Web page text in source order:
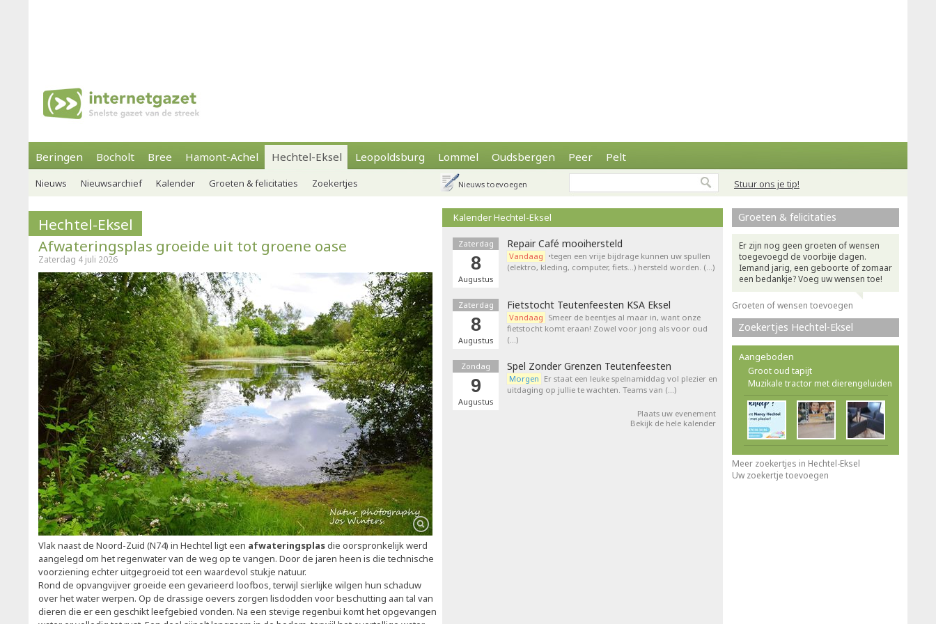
Beringen Bocholt Bree Hamont-Achel Hechtel-Eksel Leopoldsburg Lommel Oudsbergen Peer Pelt
Stuur ons je tip!
Nieuws Nieuwsarchief Kalender Groeten & felicitaties Zoekertjes Nieuws toevoegen
Hechtel-Eksel
Afwateringsplas groeide uit tot groene oase
Zaterdag 4 juli 2026
Vlak naast de Noord-Zuid (N74) in Hechtel ligt een afwateringsplasdie oorspronkelijk werd
aangelegd om het regenwater van de weg op te vangen. Door de jaren heen is die technische
voorziening echter uitgegroeid tot een waardevol stukje natuur.
Rond de opvangvijver groeide een gevarieerd loofbos, terwijl sierlijke wilgen hun schaduw
over het water werpen. Op de drassige oevers zorgen lisdodden voor beschutting aan tal van
dieren die er een geschikt leefgebied vonden. Na een stevige regenbui komt het opgevangen
Kalender Hechtel-Eksel
Zaterdag
8
Augustus
Repair Café mooihersteld
Vandaag •tegen een vrije bijdrage kunnen uw spullen
(elektro, kleding, computer, fiets…) hersteld worden. (…)
Zaterdag
8
Augustus
Fietstocht Teutenfeesten KSA Eksel
Vandaag Smeer de beentjes al maar in, want onze
fietstocht komt eraan! Zowel voor jong als voor oud
(…)
Zondag
9
Augustus
Spel Zonder Grenzen Teutenfeesten
Morgen Er staat een leuke spelnamiddag vol plezier en
uitdaging op jullie te wachten. Teams van (…)
Plaats uw evenement
Bekijk de hele kalender
Groeten & felicitaties
Er zijn nog geen groeten of wensen
toegevoegd de voorbije dagen.
Iemand jarig, een geboorte of zomaar
een bedankje? Voeg uw wensen toe!
Groeten of wensen toevoegen
Zoekertjes Hechtel-Eksel
Aangeboden
Groot oud tapijt
Muzikale tractor met dierengeluiden
Meer zoekertjes in Hechtel-Eksel
Uw zoekertje toevoegen